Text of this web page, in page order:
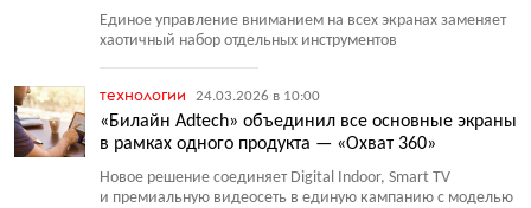
Единое управление вниманием на всех экранах заменяет
хаотичный набор отдельных инструментов
технологии 24.03.2026 в 10:00
«Билайн Adtech» объединил все основные экраны
в рамках одного продукта — «Охват 360»
Новое решение соединяет Digital Indoor, Smart TV
и премиальную видеосеть в единую кампанию с моделью